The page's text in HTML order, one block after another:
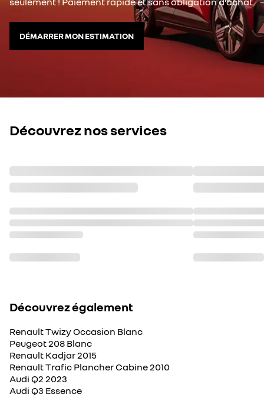
DÉMARRER MON ESTIMATION
Découvrez nos services
Découvrez également
Renault Twizy Occasion Blanc
Peugeot 208 Blanc
Renault Kadjar 2015
Renault Trafic Plancher Cabine 2010
Audi Q2 2023
Audi Q3 Essence